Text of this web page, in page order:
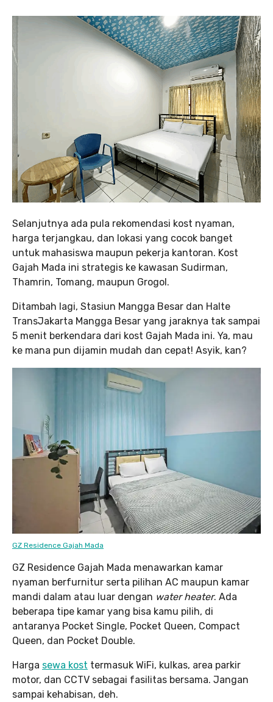
Selanjutnya ada pula rekomendasi kost nyaman,
harga terjangkau, dan lokasi yang cocok banget
untuk mahasiswa maupun pekerja kantoran. Kost
Gajah Mada ini strategis ke kawasan Sudirman,
Thamrin, Tomang, maupun Grogol.
Ditambah lagi, Stasiun Mangga Besar dan Halte
TransJakarta Mangga Besar yang jaraknya tak sampai
5 menit berkendara dari kost Gajah Mada ini. Ya, mau
ke mana pun dijamin mudah dan cepat! Asyik, kan?
GZ Residence Gajah Mada
GZ Residence Gajah Mada menawarkan kamar
nyaman berfurnitur serta pilihan AC maupun kamar
mandi dalam atau luar dengan water heater. Ada
beberapa tipe kamar yang bisa kamu pilih, di
antaranya Pocket Single, Pocket Queen, Compact
Queen, dan Pocket Double.
Harga sewa kost termasuk WiFi, kulkas, area parkir
motor, dan CCTV sebagai fasilitas bersama. Jangan
sampai kehabisan, deh.